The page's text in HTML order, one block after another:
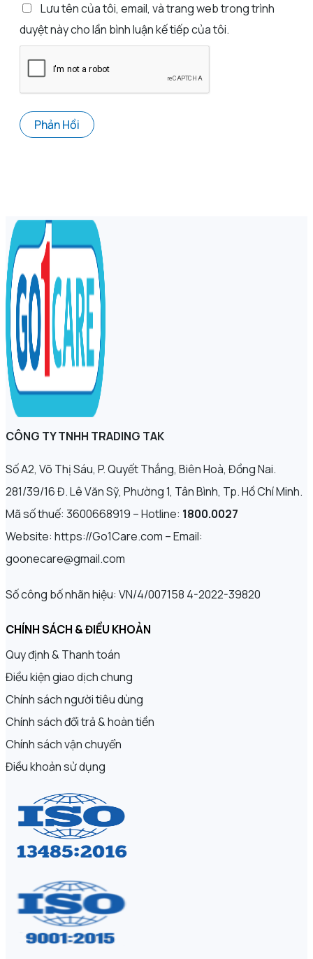
Lưu tên của tôi, email, và trang web trong trình
duyệt này cho lần bình luận kế tiếp của tôi.
CÔNG TY TNHH TRADING TAK
Số A2, Võ Thị Sáu, P. Quyết Thắng, Biên Hoà, Đồng Nai.
281/39/16 Đ. Lê Văn Sỹ, Phường 1, Tân Bình, Tp. Hồ Chí Minh.
Mã số thuế: 3600668919 – Hotline: 1800.0027
Website: https://Go1Care.com – Email:
goonecare@gmail.com
Số công bố nhãn hiệu: VN/4/007158 4-2022-39820
CHÍNH SÁCH & ĐIỀU KHOẢN
Quy định & Thanh toán
Điều kiện giao dịch chung
Chính sách người tiêu dùng
Chính sách đổi trả & hoàn tiền
Chính sách vận chuyển
Điều khoản sử dụng